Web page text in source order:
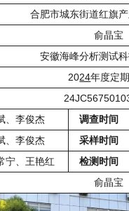
合肥市城东街道红旗
俞晶宝
安徽海峰分析测试
2024年度定
、李俊杰
调查时间
、李俊杰
采样时间
宁、王艳红
检测时间
俞晶宝